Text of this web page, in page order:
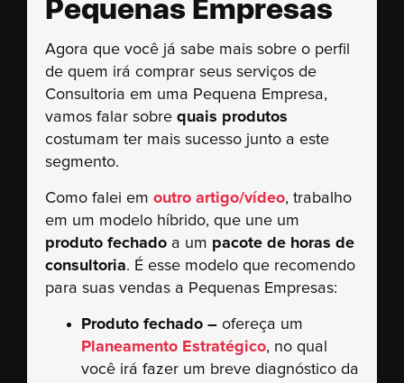
Pequenas Empresas
Agora que você já sabe mais sobre o perfil
de quem irá comprar seus serviços de
Consultoria em uma Pequena Empresa,
vamos falar sobre quais produtos
costumam ter mais sucesso junto a este
segmento.
Como falei em outro artigo/vídeo, trabalho
em um modelo híbrido, que une um
produto fechado a um pacote de horas de
consultoria. É esse modelo que recomendo
para suas vendas a Pequenas Empresas:
Produto fechado – ofereça um
Planeamento Estratégico, no qual
você irá fazer um breve diagnóstico da